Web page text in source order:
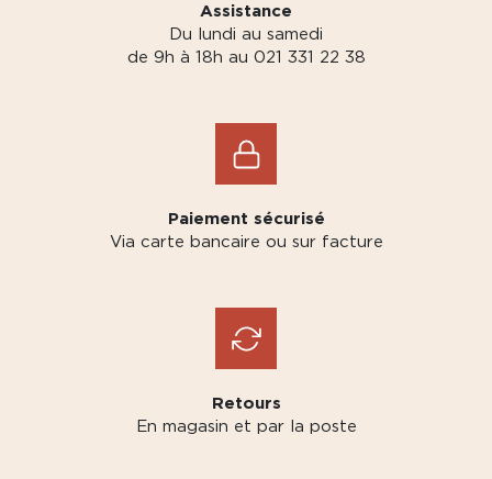
Assistance
Du lundi au samedi
de 9h à 18h au 021 331 22 38
Paiement sécurisé
Via carte bancaire ou sur facture
Retours
En magasin et par la poste